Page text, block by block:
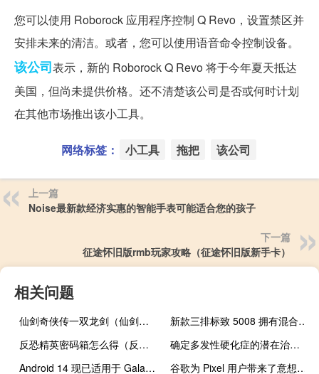
您可以使用 Roborock 应用程序控制 Q Revo，设置禁区并
安排未来的清洁。或者，您可以使用语音命令控制设备。
该公司表示，新的 Roborock Q Revo 将于今年夏天抵达
美国，但尚未提供价格。还不清楚该公司是否或何时计划
在其他市场推出该小工具。
网络标签： 小工具 拖把 该公司
上一篇
Noise最新款经济实惠的智能手表可能适合您的孩子
下一篇
征途怀旧版rmb玩家攻略（征途怀旧版新手卡）
相关问题
仙剑奇侠传一双龙剑（仙剑奇侠传之双剑传说攻略）
新款三排标致 5008 拥有混合动力和电动动力
反恐精英密码箱怎么得（反恐精英密码箱）
确定多发性硬化症的潜在治疗靶点
Android 14 现已适用于 Galaxy A13
谷歌为 Pixel 用户带来了意想不到的功能更新和重大更新